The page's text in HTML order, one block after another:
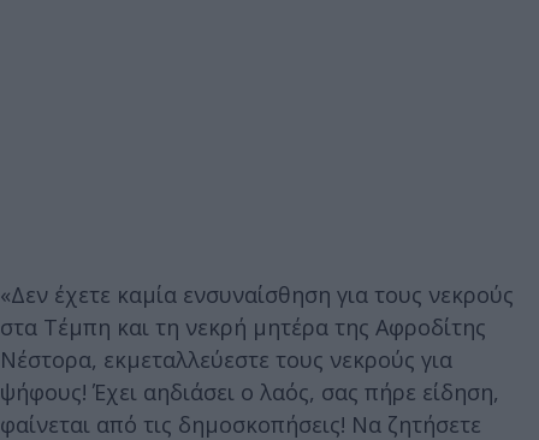
«Δεν έχετε καμία ενσυναίσθηση για τους νεκρούς
στα Τέμπη και τη νεκρή μητέρα της Αφροδίτης
Νέστορα, εκμεταλλεύεστε τους νεκρούς για
ψήφους! Έχει αηδιάσει ο λαός, σας πήρε είδηση,
φαίνεται από τις δημοσκοπήσεις! Να ζητήσετε